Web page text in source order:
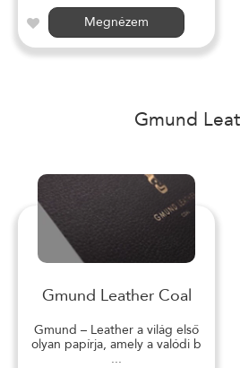
Megnézem
Gmund
Gmund Leather Coal
Gmund – Leather a világ első
olyan papírja, amely a valódi b
...